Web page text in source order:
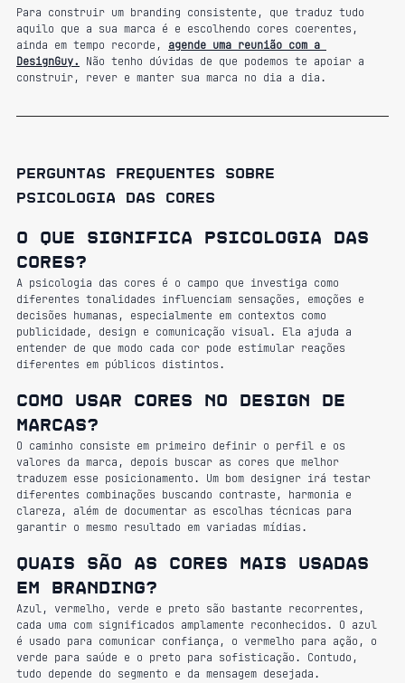
Para construir um branding consistente, que traduz tudo
aquilo que a sua marca é e escolhendo cores coerentes,
ainda em tempo recorde,
agende uma reunião com a
DesignGuy.
Não tenho dúvidas de que podemos te apoiar a
construir, rever e manter sua marca no dia a dia.
Perguntas frequentes sobre
psicologia das cores
O que significa psicologia das
cores?
A psicologia das cores é o campo que investiga como
diferentes tonalidades influenciam sensações, emoções e
decisões humanas, especialmente em contextos como
publicidade, design e comunicação visual. Ela ajuda a
entender de que modo cada cor pode estimular reações
diferentes em públicos distintos.
Como usar cores no design de
marcas?
O caminho consiste em primeiro definir o perfil e os
valores da marca, depois buscar as cores que melhor
traduzem esse posicionamento. Um bom designer irá testar
diferentes combinações buscando contraste, harmonia e
clareza, além de documentar as escolhas técnicas para
garantir o mesmo resultado em variadas mídias.
Quais são as cores mais usadas
em branding?
Azul, vermelho, verde e preto são bastante recorrentes,
cada uma com significados amplamente reconhecidos. O azul
é usado para comunicar confiança, o vermelho para ação, o
verde para saúde e o preto para sofisticação. Contudo,
tudo depende do segmento e da mensagem desejada.